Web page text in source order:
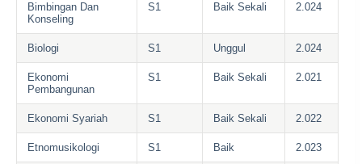
Bimbingan Dan
Konseling
S1 Baik Sekali 2.024
Biologi S1 Unggul 2.024
Ekonomi
Pembangunan
S1 Baik Sekali 2.021
Ekonomi Syariah S1 Baik Sekali 2.022
Etnomusikologi S1 Baik 2.023